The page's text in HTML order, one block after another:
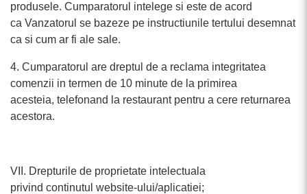
produsele. Cumparatorul intelege si este de acord
ca Vanzatorul se bazeze pe instructiunile tertului desemnat
ca si cum ar fi ale sale.
4. Cumparatorul are dreptul de a reclama integritatea
comenzii in termen de 10 minute de la primirea
acesteia, telefonand la restaurant pentru a cere returnarea
acestora.
VII. Drepturile de proprietate intelectuala
privind continutul website-ului/aplicatiei;